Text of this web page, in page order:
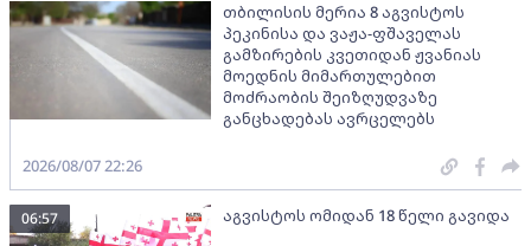
თბილისის მერია 8 აგვისტოს
პეკინისა და ვაჟა-ფშაველას
გამზირების კვეთიდან ჟვანიას
მოედნის მიმართულებით
მოძრაობის შეიზღუდვაზე
განცხადებას ავრცელებს
2026/08/07 22:26
აგვისტოს ომიდან 18 წელი გავიდა
06:57